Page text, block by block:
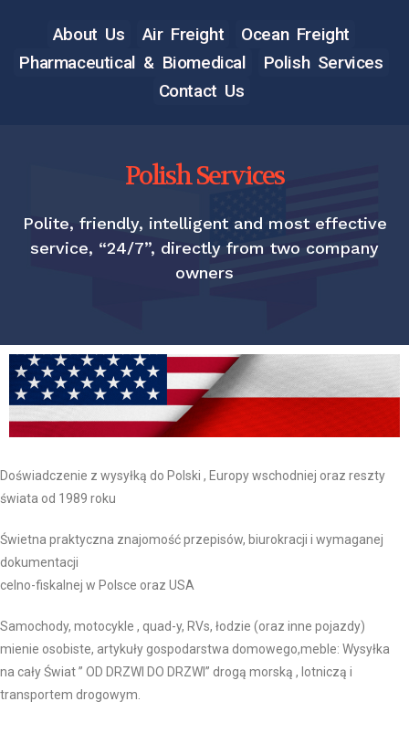
About Us Air Freight
Ocean Freight
Pharmaceutical & Biomedical
Polish Services
Contact Us
Polish Services
Polite, friendly, intelligent and most effective
service, “24/7”, directly from two company
owners
Doświadczenie z wysyłką do Polski , Europy wschodniej oraz reszty
świata od 1989 roku
Świetna praktyczna znajomość przepisów, biurokracji i wymaganej
dokumentacji
celno-fiskalnej w Polsce oraz USA
Samochody, motocykle , quad-y, RVs, łodzie (oraz inne pojazdy)
mienie osobiste, artykuły gospodarstwa domowego,meble: Wysyłka
na cały Świat ” OD DRZWI DO DRZWI” drogą morską , lotniczą i
transportem drogowym